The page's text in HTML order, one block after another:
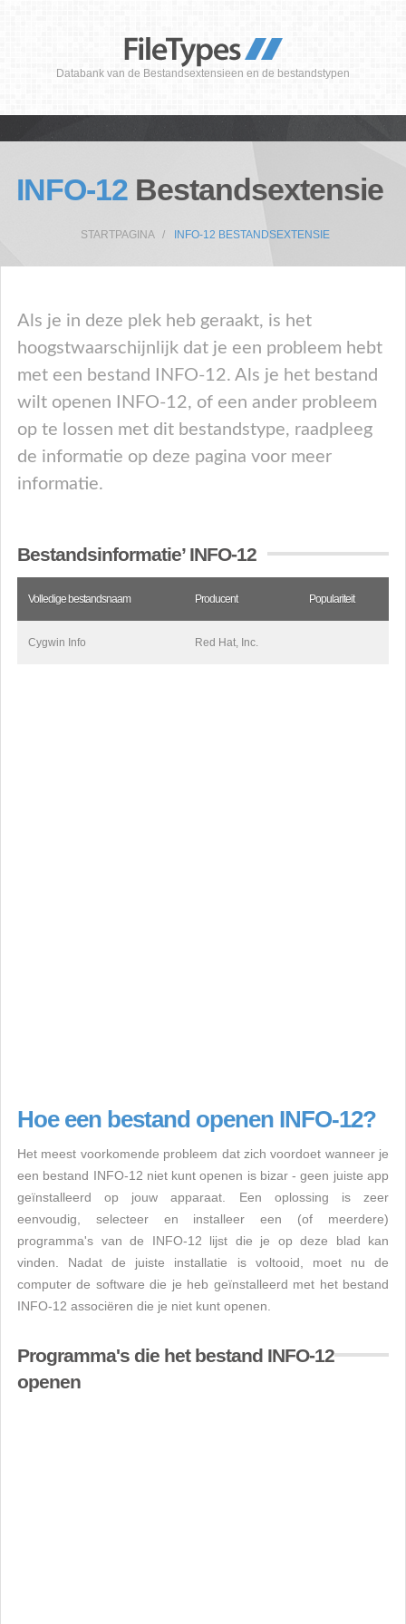
Databank van de Bestandsextensieen en de bestandstypen
INFO-12 Bestandsextensie
STARTPAGINA INFO-12 BESTANDSEXTENSIE
Als je in deze plek heb geraakt, is het
hoogstwaarschijnlijk dat je een probleem hebt
met een bestand INFO-12. Als je het bestand
wilt openen INFO-12, of een ander probleem
op te lossen met dit bestandstype, raadpleeg
de informatie op deze pagina voor meer
informatie.
Bestandsinformatie’ INFO-12
Volledige bestandsnaam Producent Populariteit
Cygwin Info Red Hat, Inc.
Hoe een bestand openen INFO-12?
Het meest voorkomende probleem dat zich voordoet wanneer je
een bestand INFO-12 niet kunt openen is bizar - geen juiste app
geïnstalleerd op jouw apparaat. Een oplossing is zeer
eenvoudig, selecteer en installeer een (of meerdere)
programma's van de INFO-12 lijst die je op deze blad kan
vinden. Nadat de juiste installatie is voltooid, moet nu de
computer de software die je heb geïnstalleerd met het bestand
INFO-12 associëren die je niet kunt openen.
Programma's die het bestand INFO-12
openen